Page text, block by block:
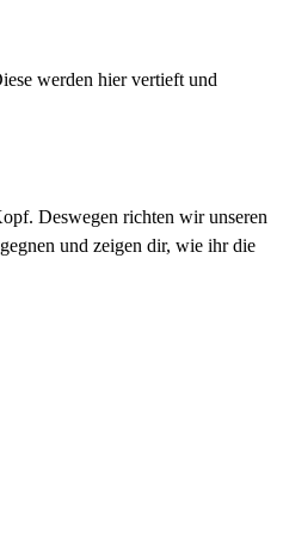
werden hier vertieft und
Deswegen richten wir unseren
und zeigen dir, wie ihr die